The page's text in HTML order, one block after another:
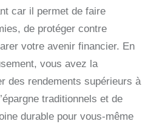
car il permet de faire
de protéger contre
votre avenir financier. En
vous avez la
des rendements supérieurs à
traditionnels et de
durable pour vous-même